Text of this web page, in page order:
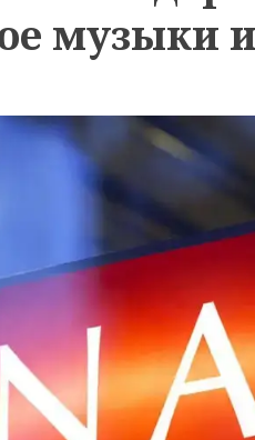
музыки